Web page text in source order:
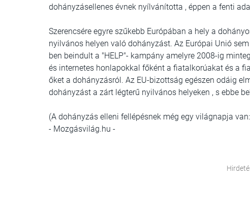
dohányzásellenes évnek nyílvánította , éppen a fenti
Szerencsére egyre szűkebb Európában a hely a
nyilvános helyen való dohányzást. Az Európai Unió
ben beindult a "HELP"- kampány amelyre 2008-ig
és internetes honlapokkal főként a fiatalkorúakat és a
őket a dohányzásról. Az EU-bizottság egészen odáig
dohányzást a zárt légterű nyilvános helyeken , s ebbe
(A dohányzás elleni fellépésnek még egy világnapja
- Mozgásvilág.hu -